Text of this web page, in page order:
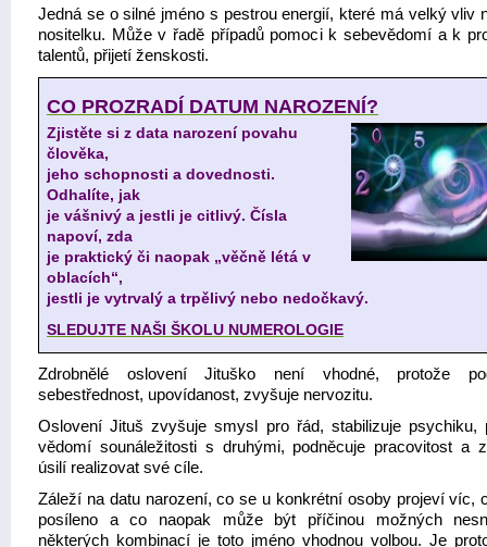
Jedná se o silné jméno s pestrou energií, které má velký vliv
nositelku. Může v řadě případů pomoci k sebevědomí a k
talentů, přijetí ženskosti.
CO PROZRADÍ DATUM NAROZENÍ?
Zjistěte si z data narození povahu
člověka,
jeho schopnosti a dovednosti.
Odhalíte, jak
je vášnivý a jestli je citlivý. Čísla
napoví, zda
je praktický či naopak „věčně létá v
oblacích“,
jestli je vytrvalý a trpělivý nebo nedočkavý.
SLEDUJTE NAŠI ŠKOLU NUMEROLOGIE
Zdrobnělé oslovení Jituško není vhodné, protože
sebestřednost, upovídanost, zvyšuje nervozitu.
Oslovení Jituš zvyšuje smysl pro řád, stabilizuje psychiku,
vědomí sounáležitosti s druhými, podněcuje pracovitost a
úsilí realizovat své cíle.
Záleží na datu narození, co se u konkrétní osoby projeví víc,
posíleno a co naopak může být příčinou možných
některých kombinací je toto jméno vhodnou volbou. Je